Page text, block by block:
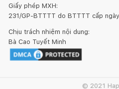
Giấy phép MXH:
231/GP-BTTTT do BTTTT cấp
Chịu trách nhiệm nội dung:
Bà Cao Tuyết Minh
© 2021